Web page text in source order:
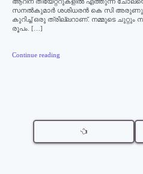
സനല്‍കുമാര്‍ ശശിധരന്‍ കെ സി
കുറിച്ച് ഒരു ത്രില്ലറാണ്. നമ്മുടെ ചുറ്റും
രൂപം. […]
Continue reading